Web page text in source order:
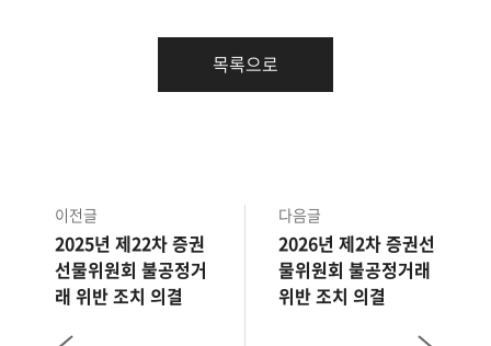
목록으로
이전글
2025년 제22차 증권
선물위원회 불공정거
래 위반 조치 의결
다음글
2026년 제2차 증권선
물위원회 불공정거래
위반 조치 의결